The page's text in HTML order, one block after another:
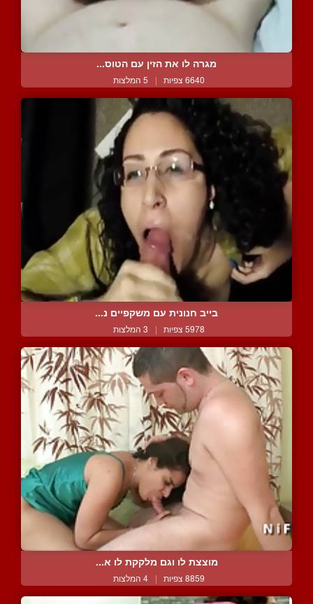
מגרה לו את הזין עם הטוס...
6640 צפיות | 5 המלצות
בייב חנונית עם משקפיים נ...
5978 צפיות | 3 המלצות
מוצצת לו וגם מלקקת לו א...
8859 צפיות | 4 המלצות